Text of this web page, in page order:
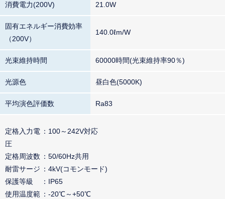
消費電力(200V) 21.0W
固有エネルギー消費効率
（200V）
140.0ℓm/W
光束維持時間 60000時間(光束維持率90％)
光源色 昼白色(5000K)
平均演色評価数 Ra83
定格入力電
圧
100～242V対応
定格周波数
50/60Hz共用
耐雷サージ
4kV(コモンモード)
保護等級
IP65
使用温度範
-20℃～+50℃